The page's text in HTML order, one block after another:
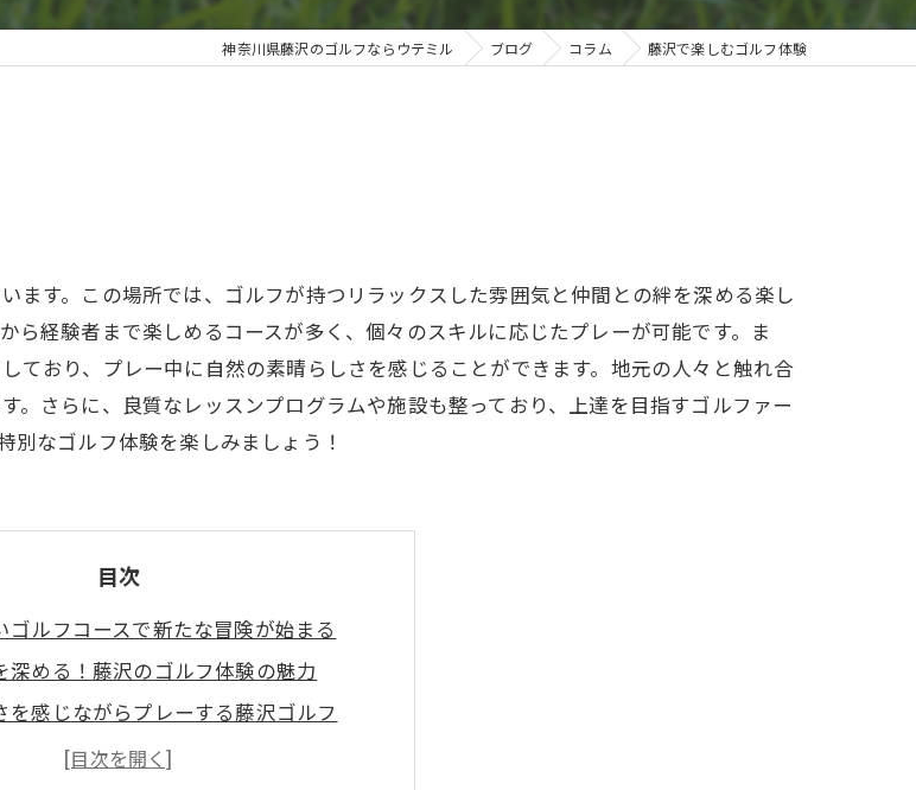
シミュレーションゴルフ Caddy 料金表
試打会開催受付
神奈川県藤沢のゴルフならウテミル ブログ コラム 藤沢で楽しむゴルフ体験
ます。この場所では、ゴルフが持つリラックスした雰囲気と仲間との絆を深める楽し
経験者まで楽しめるコースが多く、個々のスキルに応じたプレーが可能です。ま
ており、プレー中に自然の素晴らしさを感じることができます。地元の人々と触れ合
。さらに、良質なレッスンプログラムや施設も整っており、上達を目指すゴルファー
別なゴルフ体験を楽しみましょう！
目次
ゴルフコースで新たな冒険が始まる
深める！藤沢のゴルフ体験の魅力
を感じながらプレーする藤沢ゴルフ
ロまで楽しめる藤沢のゴルフ場